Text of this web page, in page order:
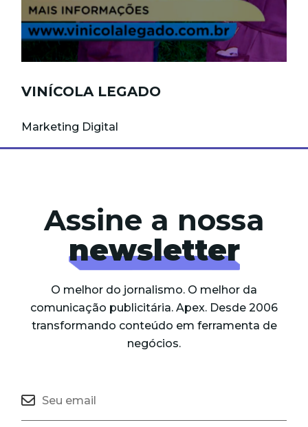
VINÍCOLA LEGADO
Marketing Digital
Assine a nossa
newsletter
O melhor do jornalismo. O melhor da
comunicação publicitária. Apex. Desde 2006
transformando conteúdo em ferramenta de
negócios.